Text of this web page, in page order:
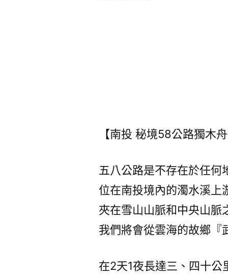
【南投 秘境58公路獨木舟
五八公路是不存在於任何
位在南投境內的濁水溪上
夾在雪山山脈和中央山脈
我們將會從雲海的故鄉『
在2天1夜長達三、四十公